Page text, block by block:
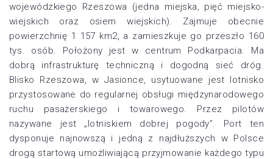
wojewódzkiego Rzeszowa (jedna miejska, pięć miejsko-
wiejskich oraz osiem wiejskich). Zajmuje obecnie
powierzchnię 1 157 km2, a zamieszkuje go przeszło 160
tys. osób. Położony jest w centrum Podkarpacia. Ma
dobrą infrastrukturę techniczną i dogodną sieć dróg.
Blisko Rzeszowa, w Jasionce, usytuowane jest lotnisko
przystosowane do regularnej obsługi międzynarodowego
ruchu pasażerskiego i towarowego. Przez pilotów
nazywane jest „lotniskiem dobrej pogody”. Port ten
dysponuje najnowszą i jedną z najdłuższych w Polsce
drogą startową umożliwiającą przyjmowanie każdego typu